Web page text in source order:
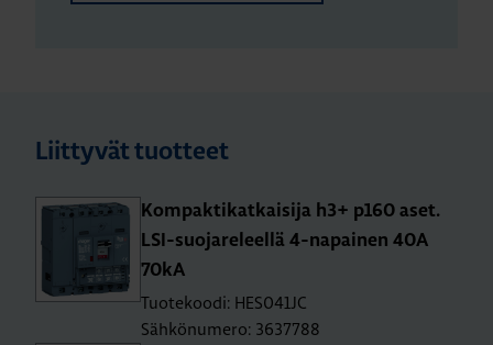
Liittyvät tuotteet
Kom­pak­ti­kat­kai­si­ja h3+ p160 aset.
LSI-suo­ja­re­leel­lä 4-na­pai­nen 40A
70kA
Tuotekoodi: HES041JC
Sähkönumero: 3637788